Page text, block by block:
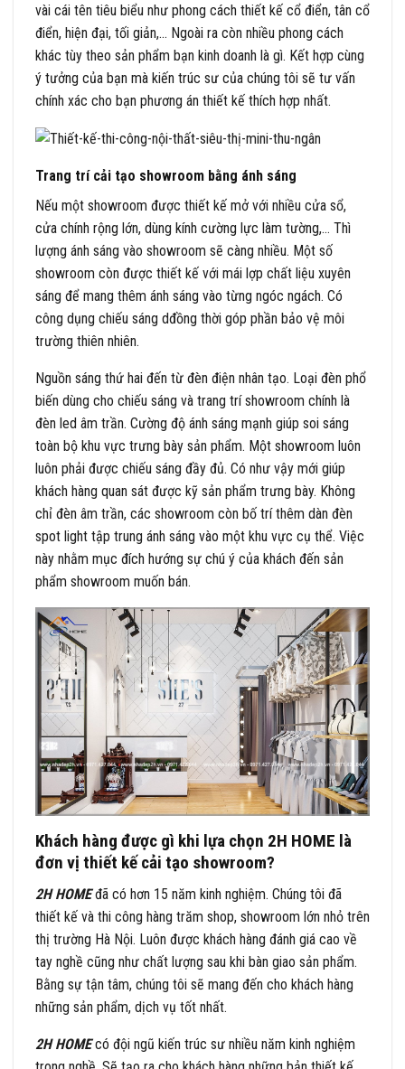
vài cái tên tiêu biểu như phong cách thiết kế cổ điển, tân cổ
điển, hiện đại, tối giản,… Ngoài ra còn nhiều phong cách
khác tùy theo sản phẩm bạn kinh doanh là gì. Kết hợp cùng
ý tưởng của bạn mà kiến trúc sư của chúng tôi sẽ tư vấn
chính xác cho bạn phương án thiết kế thích hợp nhất.
Trang trí cải tạo showroom bằng ánh sáng
Nếu một showroom được thiết kế mở với nhiều cửa sổ,
cửa chính rộng lớn, dùng kính cường lực làm tường,… Thì
lượng ánh sáng vào showroom sẽ càng nhiều. Một số
showroom còn được thiết kế với mái lợp chất liệu xuyên
sáng để mang thêm ánh sáng vào từng ngóc ngách. Có
công dụng chiếu sáng dđồng thời góp phần bảo vệ môi
trường thiên nhiên.
Nguồn sáng thứ hai đến từ đèn điện nhân tạo. Loại đèn phổ
biến dùng cho chiếu sáng và trang trí showroom chính là
đèn led âm trần. Cường độ ánh sáng mạnh giúp soi sáng
toàn bộ khu vực trưng bày sản phẩm. Một showroom luôn
luôn phải được chiếu sáng đầy đủ. Có như vậy mới giúp
khách hàng quan sát được kỹ sản phẩm trưng bày. Không
chỉ đèn âm trần, các showroom còn bố trí thêm dàn đèn
spot light tập trung ánh sáng vào một khu vực cụ thể. Việc
này nhằm mục đích hướng sự chú ý của khách đến sản
phẩm showroom muốn bán.
Khách hàng được gì khi lựa chọn 2H HOME là
đơn vị thiết kế cải tạo showroom?
2H HOMEđã có hơn 15 năm kinh nghiệm. Chúng tôi đã
thiết kế và thi công hàng trăm shop, showroom lớn nhỏ trên
thị trường Hà Nội. Luôn được khách hàng đánh giá cao về
tay nghề cũng như chất lượng sau khi bàn giao sản phẩm.
Bằng sự tận tâm, chúng tôi sẽ mang đến cho khách hàng
những sản phẩm, dịch vụ tốt nhất.
2H HOMEcó đội ngũ kiến trúc sư nhiều năm kinh nghiệm